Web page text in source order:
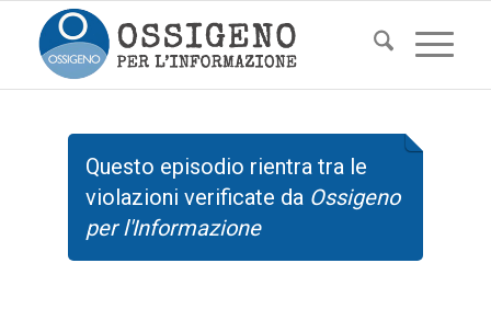
Questo episodio rientra tra le
violazioni verificate da Ossigeno
per l'Informazione